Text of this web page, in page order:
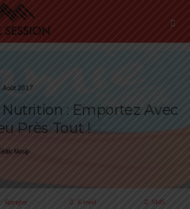
Août 2017
: Emportez Avec
Près Tout !
Masip
Épingler E-mail SMS